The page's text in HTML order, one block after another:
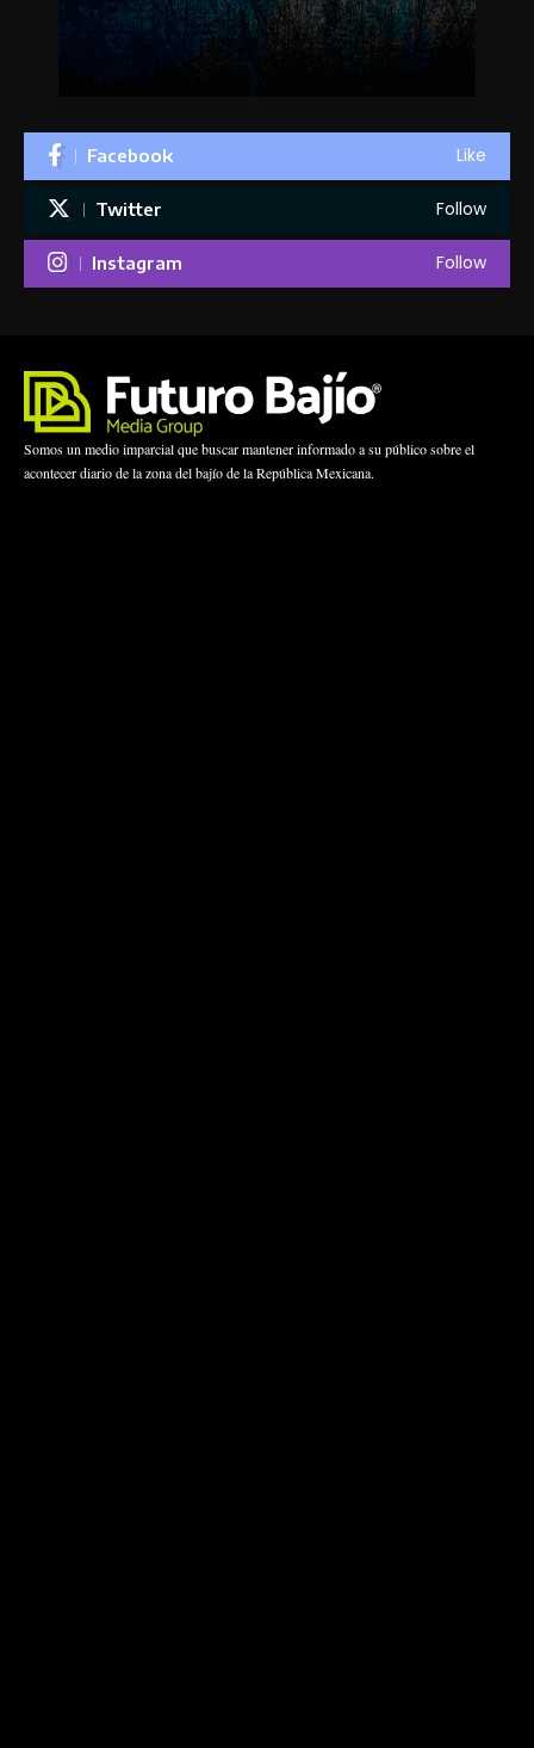
Facebook Like
Twitter Follow
Instagram Follow
Somos un medio imparcial que buscar mantener informado a su público sobre el
acontecer diario de la zona del bajío de la República Mexicana.